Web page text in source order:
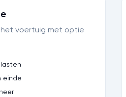
het voertuig met optie
einde